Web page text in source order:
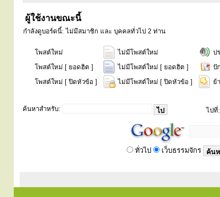
ผู้ใช้งานขณะนี้
กำลังดูบอร์ดนี้: ไม่มีสมาชิก และ บุคคลทั่วไป 2 ท่าน
โพสต์ใหม่ ไม่มีโพสต์ใหม่
ป
โพสต์ใหม่ [ ยอดฮิต ]
ไม่มีโพสต์ใหม่ [ ยอดฮิต ]
ปั
โพสต์ใหม่ [ ปิดหัวข้อ ]
ไม่มีโพสต์ใหม่ [ ปิดหัวข้อ ] ย้
ค้นหาสำหรับ: ไปที่:
ทั่วไป เว็บธรรมจักร